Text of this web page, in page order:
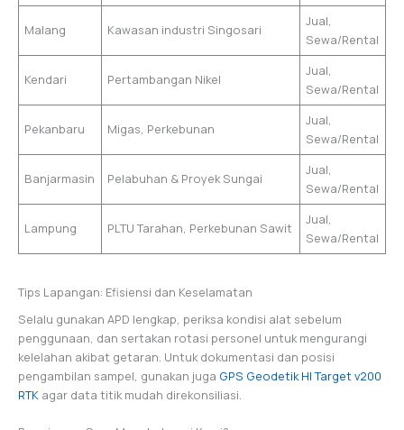
Malang Kawasan industri Singosari
Jual,
Sewa/Rental
Kendari Pertambangan Nikel
Jual,
Sewa/Rental
Pekanbaru Migas, Perkebunan
Jual,
Sewa/Rental
Banjarmasin Pelabuhan & Proyek Sungai
Jual,
Sewa/Rental
Lampung PLTU Tarahan, Perkebunan Sawit
Jual,
Sewa/Rental
Tips Lapangan: Efisiensi dan Keselamatan
Selalu gunakan APD lengkap, periksa kondisi alat sebelum
penggunaan, dan sertakan rotasi personel untuk mengurangi
kelelahan akibat getaran. Untuk dokumentasi dan posisi
pengambilan sampel, gunakan juga GPS Geodetik HI Target v200
RTK agar data titik mudah direkonsiliasi.